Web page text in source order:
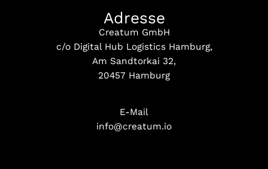
Adresse
Creatum GmbH
c/o Digital Hub Logistics Hamburg,
Am Sandtorkai 32,
20457 Hamburg
E-Mail
info@creatum.io